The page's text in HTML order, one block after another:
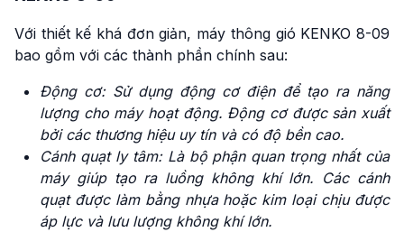
Với thiết kế khá đơn giản, máy thông gió KENKO 8-09
bao gồm với các thành phần chính sau:
Động cơ: Sử dụng động cơ điện để tạo ra năng
lượng cho máy hoạt động. Động cơ được sản xuất
bởi các thương hiệu uy tín và có độ bền cao.
Cánh quạt ly tâm: Là bộ phận quan trọng nhất của
máy giúp tạo ra luồng không khí lớn. Các cánh
quạt được làm bằng nhựa hoặc kim loại chịu được
áp lực và lưu lượng không khí lớn.